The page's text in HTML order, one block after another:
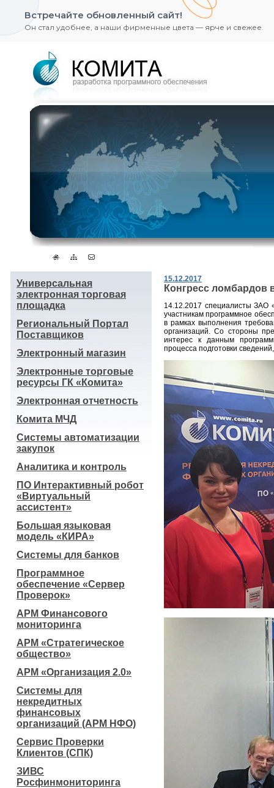
Встречайте обновленный сайт!
Он стал удобнее, а наши фирменные цвета — ярче и свежее.
Универсальная
электронная торговая
площадка
Региональный Портал
Поставщиков
Электронный магазин
Электронные торговые
ресурсы ГК «Комита»
Электронная отчетность
Комита МЧД
Системы автоматизации
закупок
Аналитика и контроль
ПО Интерактивный робот
«Виртуальный
ассистент»
Большая языковая
модель «КИРА»
Системы для банков
Программное
обеспечение «Сервер
Проверок»
АРМ Финансового
мониторинга
АРМ «Стратегическое
общество»
АРМ «Организация 2.0»
Системы для
некредитных
финансовых
организаций (АРМ НФО)
Сервис Проверки
Клиентов (СПК)
ЗИВС
Росфинмониторинга
15.12.2017
Конгресс ломбардов
14.12.2017 специалисты ЗАО
участникам программное
в рамках выполнения
организаций. Со стороны
интерес к данным
процесса подготовки